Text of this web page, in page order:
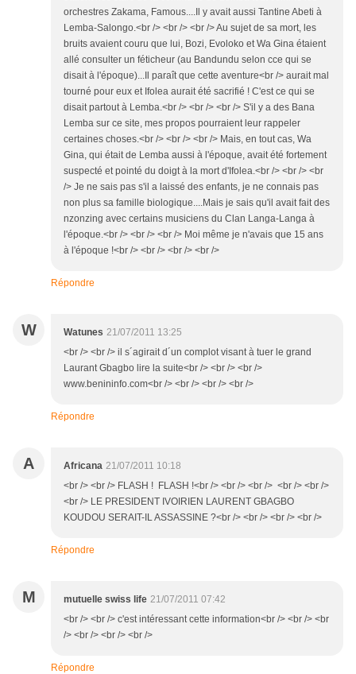
orchestres Zakama, Famous....Il y avait aussi Tantine Abeti à
Lemba-Salongo.<br /> <br /> <br /> Au sujet de sa mort, les
bruits avaient couru que lui, Bozi, Evoloko et Wa Gina étaient
allé consulter un féticheur (au Bandundu selon cce qui se
disait à l'époque)...Il paraît que cette aventure<br /> aurait mal
tourné pour eux et Ifolea aurait été sacrifié ! C'est ce qui se
disait partout à Lemba.<br /> <br /> <br /> S'il y a des Bana
Lemba sur ce site, mes propos pourraient leur rappeler
certaines choses.<br /> <br /> <br /> Mais, en tout cas, Wa
Gina, qui était de Lemba aussi à l'époque, avait été fortement
suspecté et pointé du doigt à la mort d'Ifolea.<br /> <br /> <br
/> Je ne sais pas s'il a laissé des enfants, je ne connais pas
non plus sa famille biologique....Mais je sais qu'il avait fait des
nzonzing avec certains musiciens du Clan Langa-Langa à
l'époque.<br /> <br /> <br /> Moi même je n'avais que 15 ans
à l'époque !<br /> <br /> <br /> <br />
Répondre
W Watunes 21/07/2011 13:25
<br /> <br /> il s´agirait d´un complot visant à tuer le grand
Laurant Gbagbo lire la suite<br /> <br /> <br />
www.benininfo.com<br /> <br /> <br /> <br />
Répondre
A Africana 21/07/2011 10:18
<br /> <br /> FLASH ! FLASH !<br /> <br /> <br /> <br /> <br />
<br /> LE PRESIDENT IVOIRIEN LAURENT GBAGBO
KOUDOU SERAIT-IL ASSASSINE ?<br /> <br /> <br /> <br />
Répondre
M mutuelle swiss life 21/07/2011 07:42
<br /> <br /> c'est intéressant cette information<br /> <br /> <br
/> <br /> <br /> <br />
Répondre